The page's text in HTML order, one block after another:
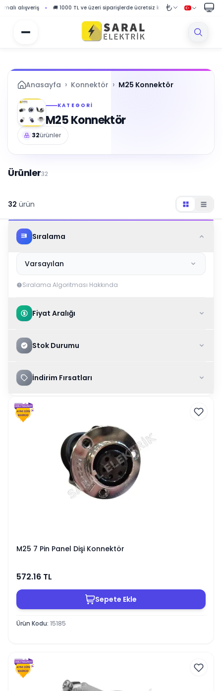
1000 TL ve üzeri siparişlerde ücretsiz kargo fırsatı 🎉 Özel fırsatlar ve
Anasayfa › Konnektör › M25 Konnektör
KATEGORI
M25 Konnektör
32ürünler
Ürünler32
32 ürün
Sıralama
Varsayılan
Sıralama Algoritması Hakkında
Fiyat Aralığı
Stok Durumu
İndirim Fırsatları
M25 7 Pin Panel Dişi Konnektör
572.16 TL
Sepete Ekle
Ürün Kodu: 15185